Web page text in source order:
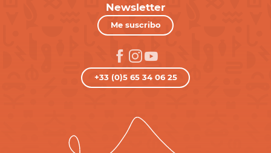
Newsletter
Me suscribo
+33 (0)5 65 34 06 25